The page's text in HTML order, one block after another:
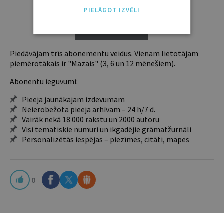
Piedāvājam trīs abonementu veidus. Vienam lietotājam
piemērotākais ir "Mazais" (3, 6 un 12 mēnešiem).
Abonentu ieguvumi:
Pieeja jaunākajam izdevumam
Neierobežota pieeja arhīvam – 24 h/7 d.
Vairāk nekā 18 000 rakstu un 2000 autoru
Visi tematiskie numuri un ikgadējie grāmatžurnāli
Personalizētās iespējas – piezīmes, citāti, mapes
0
PIELĀGOT IZVĒLI